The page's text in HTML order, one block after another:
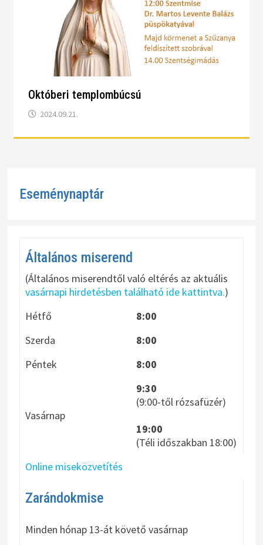
Októberi templombúcsú
2024.09.21.
Eseménynaptár
Általános miserend
(Általános miserendtől való eltérés az aktuális
vasárnapi hirdetésben található ide kattintva.)
Hétfő
8:00
Szerda
8:00
Péntek
8:00
Vasárnap
9:30
(9:00-től rózsafüzér)
19:00
(Téli időszakban 18:00)
Online miseközvetítés
Zarándokmise
Minden hónap 13-át követő vasárnap